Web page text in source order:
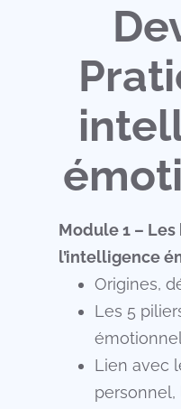
Module 1 – Les
l’intelligence
Origines,
Les 5
Lien avec